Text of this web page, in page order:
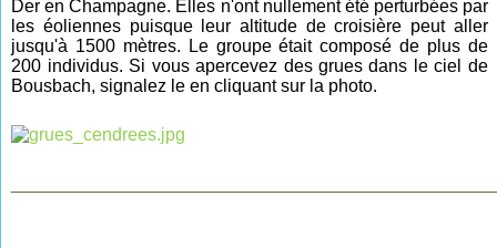
Der en Champagne. Elles n'ont nullement été perturbées par
les éoliennes puisque leur altitude de croisière peut aller
jusqu'à 1500 mètres. Le groupe était composé de plus de
200 individus. Si vous apercevez des grues dans le ciel de
Bousbach, signalez le en cliquant sur la photo.